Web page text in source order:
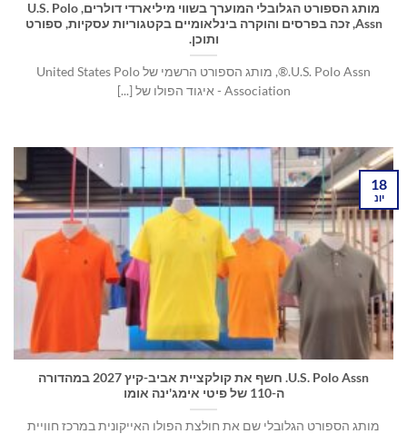
מותג הספורט הגלובלי המוערך בשווי מיליארדי דולרים, U.S. Polo
Assn, זכה בפרסים והוקרה בינלאומיים בקטגוריות עסקיות, ספורט
ותוכן.
U.S. Polo Assn.®, מותג הספורט הרשמי של United States Polo
Association - איגוד הפולו של [...]
U.S. Polo Assn. חשף את קולקציית אביב-קיץ 2027 במהדורה
ה-110 של פיטי אימג'ינה אומו
מותג הספורט הגלובלי שם את חולצת הפולו האייקונית במרכז חוויית
18
יונ